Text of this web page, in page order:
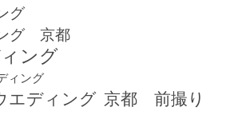
グ
グ 京都
ング
ィング
ディング 京都 前撮り